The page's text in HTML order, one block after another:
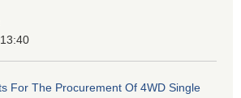
For The Procurement Of 4WD Single